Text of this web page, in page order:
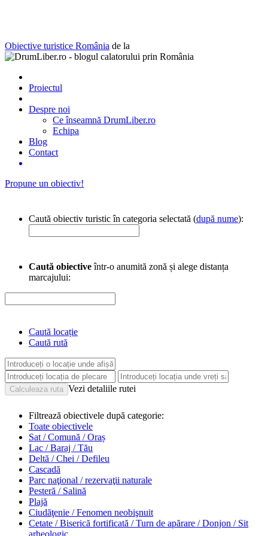
Obiective turistice România de la
Proiectul
Despre noi
Ce înseamnă DrumLiber.ro
Echipa
Blog
Contact
Propune un obiectiv!
Caută obiectiv turistic în categoria selectată (după nume):
Caută obiectiveîntr-o anumită zonă și alege distanța
marcajului:
Caută locație
Caută rută
Vezi detaliile rutei
Filtrează obiectivele după categorie:
Toate obiectivele
Sat / Comună / Oraș
Lac / Baraj / Tău
Deltă / Chei / Defileu
Cascadă
Parc naţional / rezervaţii naturale
Pesteră / Salină
Plajă
Ciudăţenie / Fenomen neobişnuit
Cetate / Biserică fortificată / Turn de apărare / Donjon / Sit
arheologic